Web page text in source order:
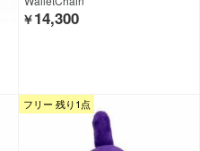
￥14,300
フリー 残り1点